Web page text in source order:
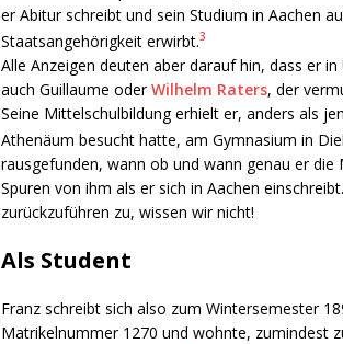
er Abitur schreibt und sein Studium in Aachen
Staatsangehörigkeit erwirbt.3
Alle Anzeigen deuten aber darauf hin, dass er
auch Guillaume oderWilhelm Raters, der
Seine Mittelschulbildung erhielt er, anders als
Athenäum besucht hatte, am Gymnasium in
rausgefunden, wann ob und wann genau er
Spuren von ihm als er sich in Aachen
zurückzuführen zu, wissen wir nicht!
Als Student
Franz schreibt sich also zum Wintersemester
Matrikelnummer 1270 und wohnte, zumindest